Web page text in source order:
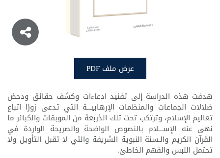
عرض ملف PDF
هدفت هذه الدراسة إلى تفنيد ادعاءات وكشف حقائق ودحض
ضلالات الجماعات والمنظمات الإرهابيـــة التي تدعى زورًا اتباع
تعاليم الإسلام، وترتكب تحت تلك الذربعة من الموبقات والكبائر ما
نهى عنه الإســـلام بالنصوص الواضحة والصريحة الواردة في
القرآن الكريم والـسنة النبوية الشريفة والتي لا تقبل التأويل ولا
تحتمل اللبس والفهم الخاطئ.